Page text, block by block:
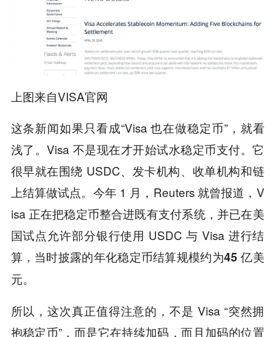
上图来自VISA官网
这条新闻如果只看成“Visa 也在做稳定币”，就看
浅了。Visa 不是现在才开始试水稳定币支付。它
很早就在围绕 USDC、发卡机构、收单机构和链
上结算做试点。今年 1 月，Reuters 就曾报道，V
isa 正在把稳定币整合进既有支付系统，并已在美
国试点允许部分银行使用 USDC 与 Visa 进行结
算，当时披露的年化稳定币结算规模约为45 亿美
元。
所以，这次真正值得注意的，不是 Visa “突然拥
抱稳定币”，而是它在持续加码，而且加码的位置